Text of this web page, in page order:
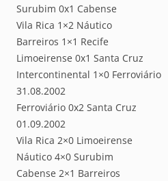
Surubim 0x1 Cabense
Vila Rica 1×2 Náutico
Barreiros 1×1 Recife
Limoeirense 0x1 Santa Cruz
Intercontinental 1×0 Ferroviário
31.08.2002
Ferroviário 0x2 Santa Cruz
01.09.2002
Vila Rica 2×0 Limoeirense
Náutico 4×0 Surubim
Cabense 2×1 Barreiros